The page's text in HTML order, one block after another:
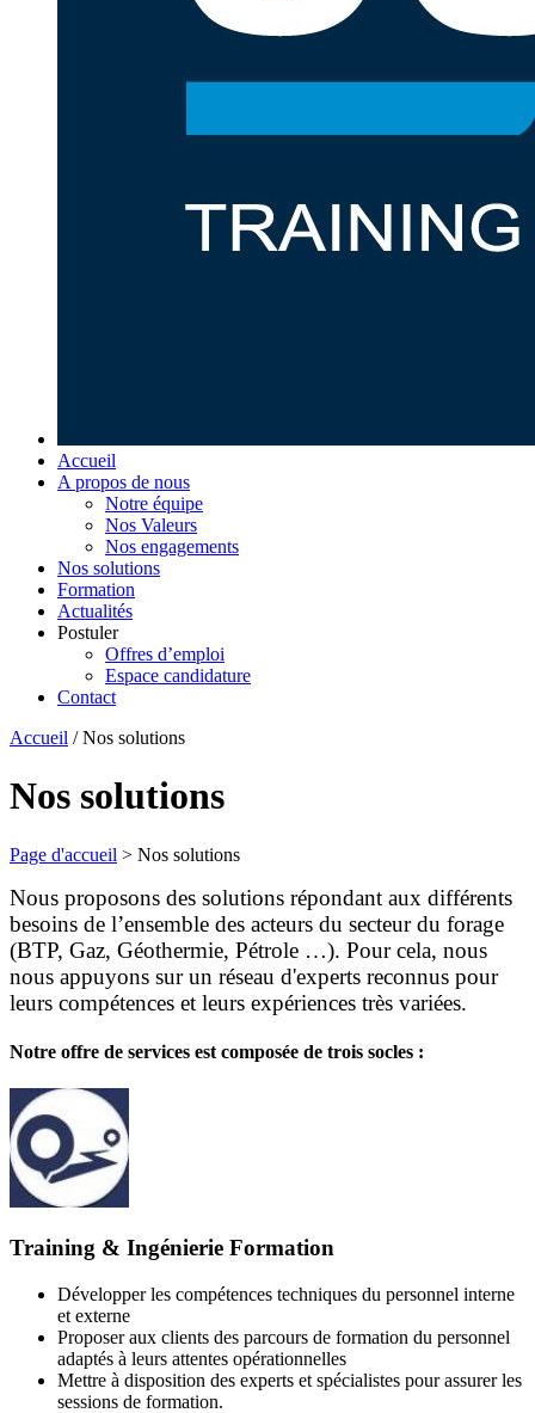
Accueil
A propos de nous
Notre équipe
Nos Valeurs
Nos engagements
Nos solutions
Formation
Actualités
Postuler
Offres d’emploi
Espace candidature
Contact
Accueil / Nos solutions
Skip
to
Nos solutions
Page d'accueil > Nos solutions
Nous proposons des solutions répondant aux différents
besoins de l’ensemble des acteurs du secteur du forage
(BTP, Gaz, Géothermie, Pétrole …). Pour cela, nous
nous appuyons sur un réseau d'experts reconnus pour
leurs compétences et leurs expériences très variées.
Notre offre de services est composée de trois socles :
Training & Ingénierie Formation
Développer les compétences techniques du personnel interne
et externe
Proposer aux clients des parcours de formation du personnel
adaptés à leurs attentes opérationnelles
Mettre à disposition des experts et spécialistes pour assurer les
sessions de formation.